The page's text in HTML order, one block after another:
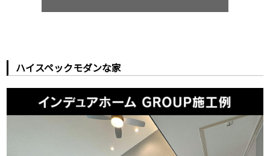
ハイスペックモダンな家